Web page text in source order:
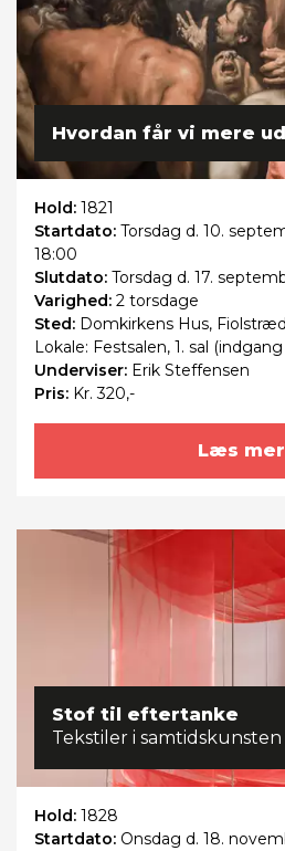
Hvordan får vi mere
Hold: 1821
Startdato: Torsdag d. 10.
18:00
Slutdato: Torsdag d. 17.
Varighed: 2 torsdage
Sted: Domkirkens Hus,
Lokale: Festsalen, 1. sal
Underviser: Erik Steffensen
Pris: Kr. 320,-
Læs
Stof til eftertanke
Tekstiler i samtidskunsten
Hold: 1828
Startdato: Onsdag d. 18.